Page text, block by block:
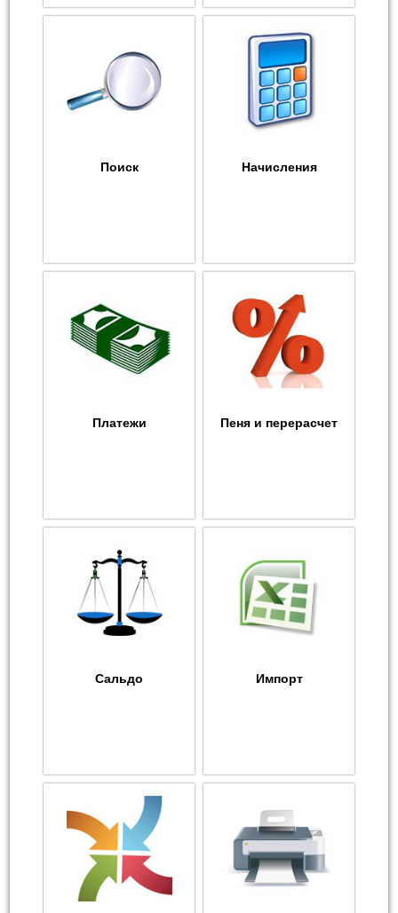
Поиск Начисления
Платежи Пеня и перерасчет
Сальдо Импорт